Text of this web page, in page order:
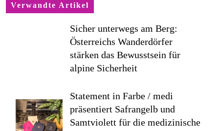
Verwandte Artikel
Sicher unterwegs am Berg:
Österreichs Wanderdörfer
stärken das Bewusstsein für
alpine Sicherheit
Statement in Farbe / medi
präsentiert Safrangelb und
Samtviolett für die medizinische